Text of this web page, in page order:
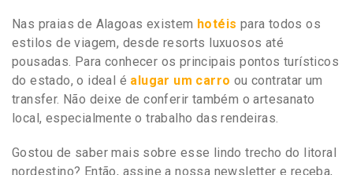
Nas praias de Alagoas existem hotéis para todos os
estilos de viagem, desde resorts luxuosos até
pousadas. Para conhecer os principais pontos turísticos
do estado, o ideal é alugar um carro ou contratar um
transfer. Não deixe de conferir também o artesanato
local, especialmente o trabalho das rendeiras.
Gostou de saber mais sobre esse lindo trecho do litoral
nordestino? Então, assine a nossa newsletter e receba,